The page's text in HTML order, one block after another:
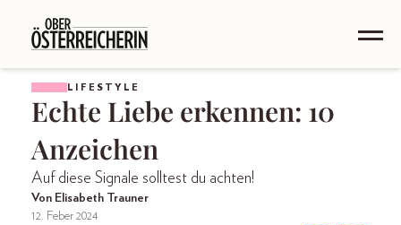
LIFESTYLE
Echte Liebe erkennen: 10
Anzeichen
Auf diese Signale solltest du achten!
Von Elisabeth Trauner
12. Feber 2024